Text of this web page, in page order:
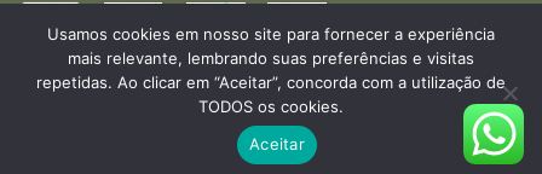
Desenvolvido por:B2V-Web
Copyright 2026 ©Rô Amigurumi
Usamos cookies em nosso site para fornecer a experiência
mais relevante, lembrando suas preferências e visitas
repetidas. Ao clicar em “Aceitar”, concorda com a utilização de
TODOS os cookies.
Aceitar